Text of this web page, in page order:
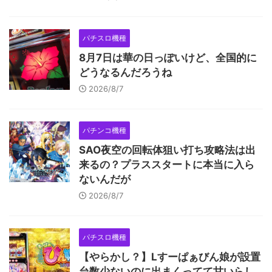
パチスロ機種
8月7日は華の日っぽいけど、全国的に
どうなるんだろうね
2026/8/7
パチンコ機種
SAO夜空の回転体狙い打ち攻略法は出
来るの？プラススタートに本当に入ら
ないんだが
2026/8/7
パチスロ機種
【やらかし？】Lすーぱぁびん娘が設置